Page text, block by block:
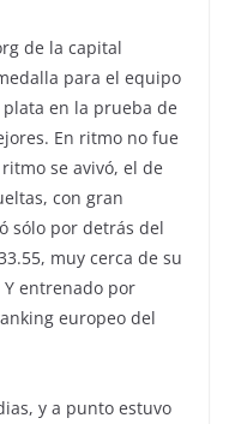
de la capital
para el equipo
en la prueba de
En ritmo no fue
se avivó, el de
con gran
sólo por detrás del
muy cerca de su
entrenado por
europeo del
y a punto estuvo